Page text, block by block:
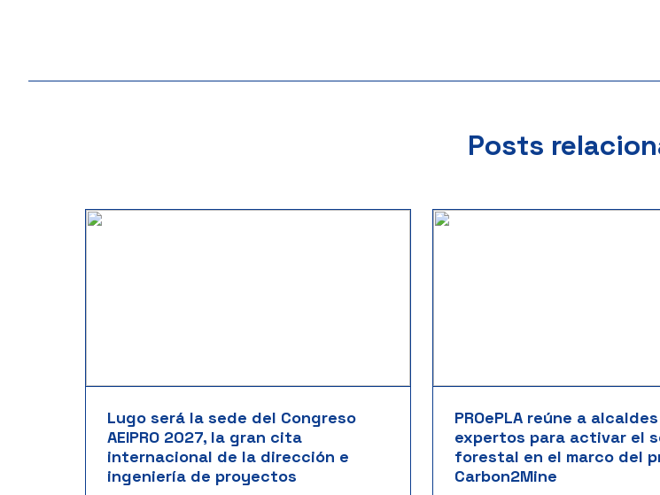
Posts
Lugo será la sede del Congreso
AEIPRO 2027, la gran cita
internacional de la dirección e
ingeniería de proyectos
PROePLA reúne a
expertos para activar el
forestal en el marco del
Carbon2Mine